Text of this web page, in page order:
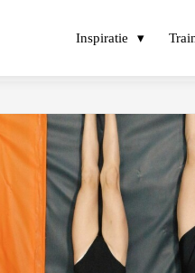
Inspiratie